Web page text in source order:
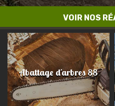
VOIR NOS
Abattage d'arbres 88